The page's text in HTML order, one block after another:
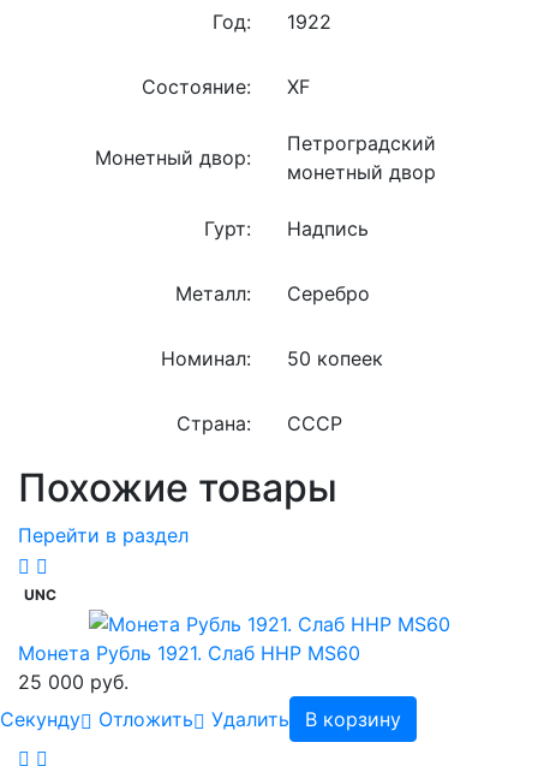
Год:
1922
Состояние: XF
Монетный двор:
Петроградский
монетный двор
Гурт: Надпись
Металл: Серебро
Номинал: 50 копеек
Страна: СССР
Похожие товары
Перейти в раздел
UNC
Монета Рубль 1921. Слаб ННР MS60
25 000 руб.
Cекунду
Отложить Удалить В корзину